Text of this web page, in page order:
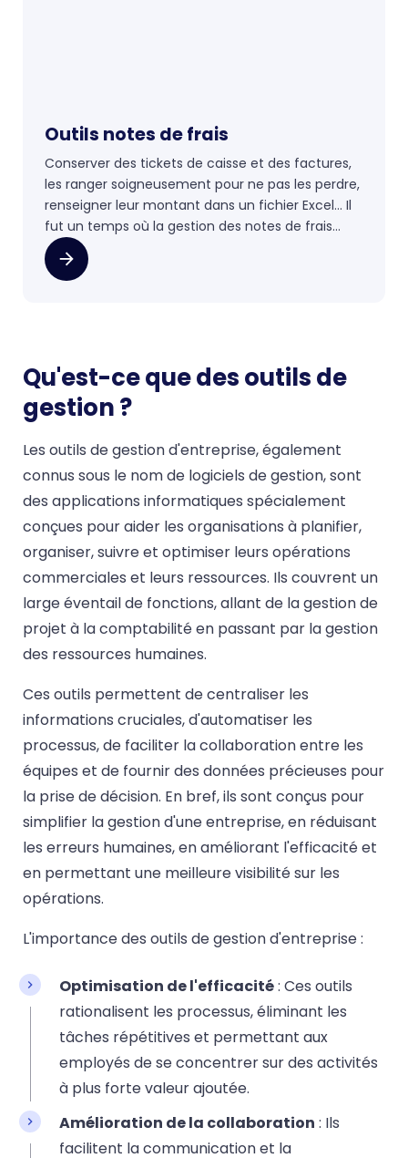
Outils notes de frais
Conserver des tickets de caisse et des factures,
les ranger soigneusement pour ne pas les perdre,
renseigner leur montant dans un fichier Excel… Il
fut un temps où la gestion des notes de frais
était un vrai casse-tête. Heureusement, des
solutions bien plus simples, intuitives et rapides
Qu'est-ce que des outils de
gestion ?
Les outils de gestion d'entreprise, également
connus sous le nom de logiciels de gestion, sont
des applications informatiques spécialement
conçues pour aider les organisations à planifier,
organiser, suivre et optimiser leurs opérations
commerciales et leurs ressources. Ils couvrent un
large éventail de fonctions, allant de la gestion de
projet à la comptabilité en passant par la gestion
des ressources humaines.
Ces outils permettent de centraliser les
informations cruciales, d'automatiser les
processus, de faciliter la collaboration entre les
équipes et de fournir des données précieuses pour
la prise de décision. En bref, ils sont conçus pour
simplifier la gestion d'une entreprise, en réduisant
les erreurs humaines, en améliorant l'efficacité et
en permettant une meilleure visibilité sur les
opérations.
L'importance des outils de gestion d'entreprise :
Optimisation de l'efficacité: Ces outils
rationalisent les processus, éliminant les
tâches répétitives et permettant aux
employés de se concentrer sur des activités
à plus forte valeur ajoutée.
Amélioration de la collaboration : Ils
facilitent la communication et la